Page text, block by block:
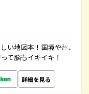
い地図本！国境や州、
て脳もイキイキ！
詳細を見る